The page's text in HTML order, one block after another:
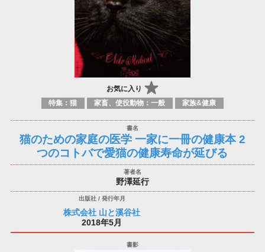
お気に入り
特集：猫 家畜、使役動物：一般 家族&健康
猫のための家庭の医学 一家に一冊の健康本 2
つのコトバで愛猫の健康寿命が延びる
野澤延行
株式会社 山と溪谷社
2018年5月